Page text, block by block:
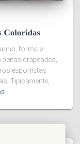
Coloridas
forma e
drapeadas,
esportistas
Tipicamente,